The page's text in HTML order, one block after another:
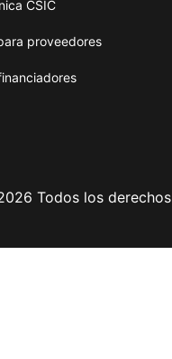
CSIC
proveedores
Todos los derechos